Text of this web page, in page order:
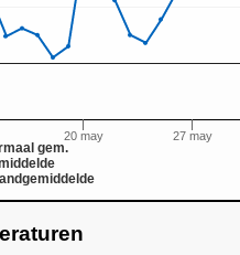
gem.
20 may 27 may